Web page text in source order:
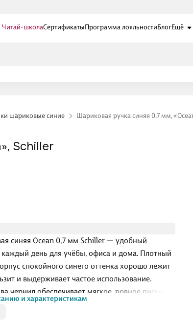
Читай-школаСертификатыПрограмма лояльностиБлогЕщё
шариковые синие Шариковая ручка синяя 0,7 мм,
синяя Ocean 0,7 мм Schiller — удобный
каждый день для учёбы, офиса и дома. Плотный
спокойного синего оттенка хорошо лежит
и выдерживает частое использование.
чернил обеспечивает мягкое, ровное письмо
клякс, линия получается аккуратной и
пера 0,7 мм оптимальна и для быстрых
и характеристикам
Schiller